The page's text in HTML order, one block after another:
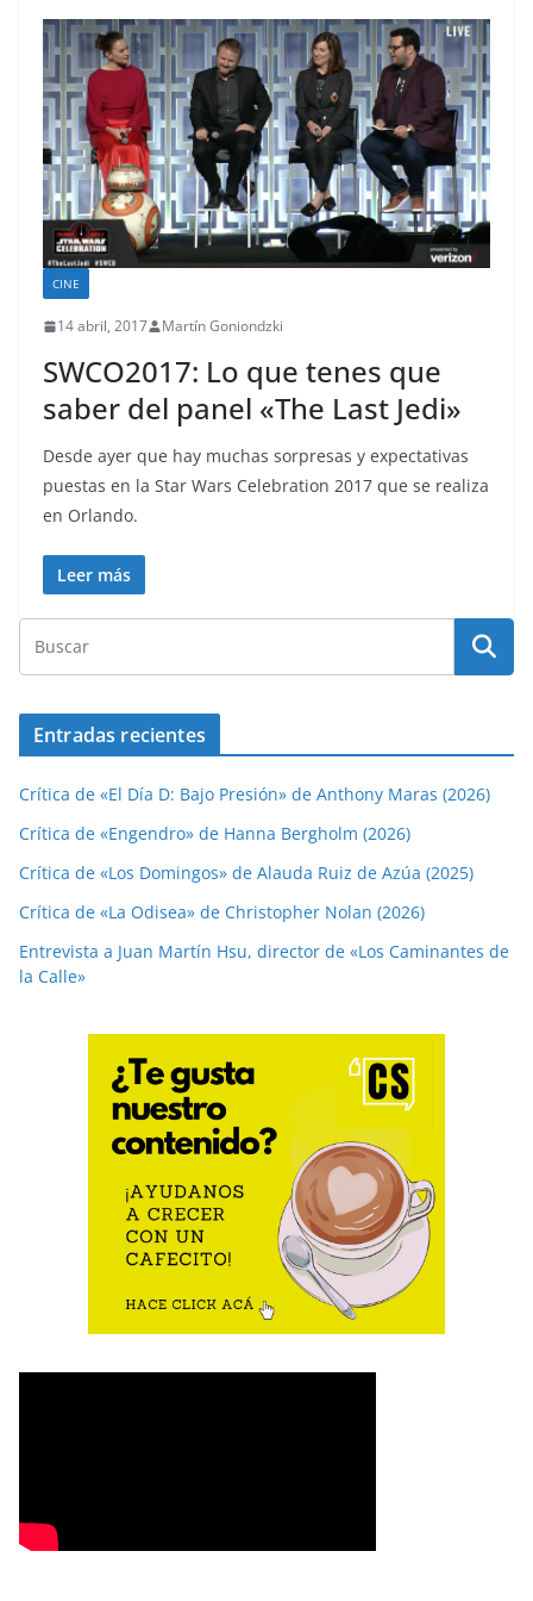
CINE
14 abril, 2017 Martín Goniondzki
SWCO2017: Lo que tenes que
saber del panel «The Last Jedi»
Desde ayer que hay muchas sorpresas y expectativas
puestas en la Star Wars Celebration 2017 que se realiza
en Orlando.
Leer más
Entradas recientes
Crítica de «El Día D: Bajo Presión» de Anthony Maras (2026)
Crítica de «Engendro» de Hanna Bergholm (2026)
Crítica de «Los Domingos» de Alauda Ruiz de Azúa (2025)
Crítica de «La Odisea» de Christopher Nolan (2026)
Entrevista a Juan Martín Hsu, director de «Los Caminantes de
la Calle»